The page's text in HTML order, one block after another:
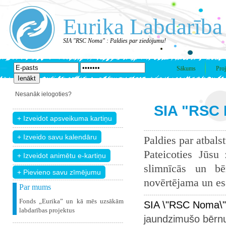
Eurika Labdarība
SIA "RSC Noma" : Paldies par ziedojumu!
Sākums
Nesanāk ielogoties?
+ Pievieno savu zīmējumu
Par mums
Fonds „Eurika” un kā mēs uzsākām
labdarības projektus
SIA
Paldies par
Pateicoties
slimnīcās un
novērtējama un
SIA \"RSC
jaundzimušo